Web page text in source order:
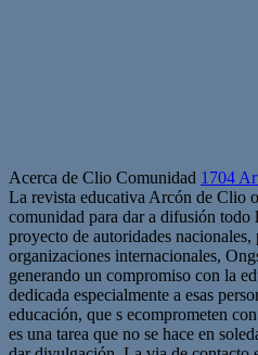
Acerca de Clio Comunidad 1704
La revista educativa Arcón de Clio
comunidad para dar a difusión todo
proyecto de autoridades
organizaciones internacionales,
generando un compromiso con la
dedicada especialmente a esas
educación, que s ecomprometen
es una tarea que no se hace en